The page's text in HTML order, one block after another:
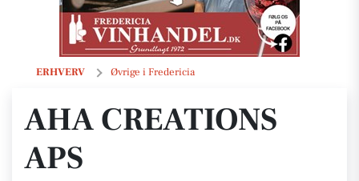
ERHVERV Øvrige i Fredericia
AHA Creations ApS
AHA CREATIONS
APS